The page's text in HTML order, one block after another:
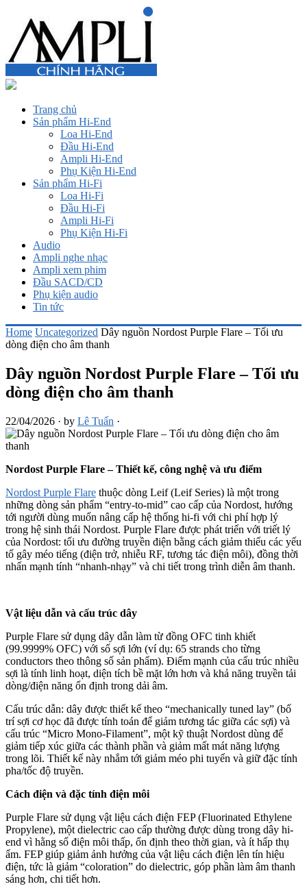
Trang chủ
Sản phẩm Hi-End
Loa Hi-End
Đầu Hi-End
Ampli Hi-End
Phụ Kiện Hi-End
Sản phẩm Hi-Fi
Loa Hi-Fi
Đầu Hi-Fi
Ampli Hi-Fi
Phụ Kiện Hi-Fi
Audio
Ampli nghe nhạc
Ampli xem phim
Đầu SACD/CD
Phụ kiện audio
Tin tức
Home Uncategorized Dây nguồn Nordost Purple Flare – Tối ưu
dòng điện cho âm thanh
Dây nguồn Nordost Purple Flare – Tối ưu
dòng điện cho âm thanh
22/04/2026 · by Lê Tuấn ·
Nordost Purple Flare–Thiết kế, công nghệ và ưu điểm
Nordost Purple Flare thuộc dòng Leif (Leif Series) là một trong
những dòng sản phẩm “entry-to-mid” cao cấp của Nordost, hướng
tới người dùng muốn nâng cấp hệ thống hi-fi với chi phí hợp lý
trong hệ sinh thái Nordost. Purple Flare được phát triển với triết lý
của Nordost: tối ưu đường truyền điện bằng cách giảm thiểu các yếu
tố gây méo tiếng (điện trở, nhiễu RF, tương tác điện môi), đồng thời
nhấn mạnh tính “nhanh-nhạy” và chi tiết trong trình diễn âm thanh.
Vật liệu dẫn và cấu trúc dây
Purple Flare sử dụng dây dẫn làm từ đồng OFC tinh khiết
(99.9999% OFC) với số sợi lớn (ví dụ: 65 strands cho từng
conductors theo thông số sản phẩm). Điểm mạnh của cấu trúc nhiều
sợi là tính linh hoạt, diện tích bề mặt lớn hơn và khả năng truyền tải
dòng/điện năng ổn định trong dải âm.
Cấu trúc dẫn: dây được thiết kế theo “mechanically tuned lay” (bố
trí sợi cơ học đã được tính toán để giảm tương tác giữa các sợi) và
cấu trúc “Micro Mono-Filament”, một kỹ thuật Nordost dùng để
giảm tiếp xúc giữa các thành phần và giảm mất mát năng lượng
trong lõi. Thiết kế này nhắm tới giảm méo phi tuyến và giữ đặc tính
pha/tốc độ truyền.
Cách điện và đặc tính điện môi
Purple Flare sử dụng vật liệu cách điện FEP (Fluorinated Ethylene
Propylene), một dielectric cao cấp thường được dùng trong dây hi-
end vì hằng số điện môi thấp, ổn định theo thời gian, và ít hấp thụ
ẩm. FEP giúp giảm ảnh hưởng của vật liệu cách điện lên tín hiệu
điện, tức là giảm “coloration” do dielectric, góp phần làm âm thanh
sáng hơn, chi tiết hơn.